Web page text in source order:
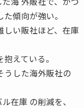
傾向が強い。
しい販社ほど、在庫
えている。
うした海外販社の
在庫 の削減を、